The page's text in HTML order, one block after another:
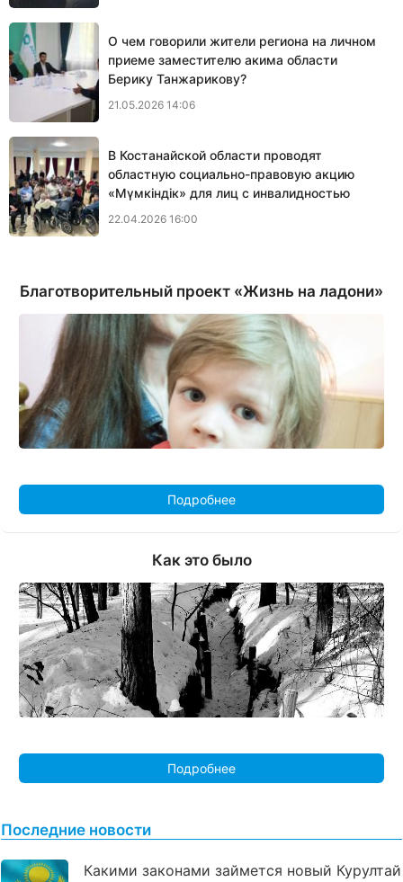
О чем говорили жители региона на личном
приеме заместителю акима области
Берику Танжарикову?
21.05.2026 14:06
В Костанайской области проводят
областную социально-правовую акцию
«Мүмкіндік» для лиц с инвалидностью
22.04.2026 16:00
Благотворительный проект «Жизнь на ладони»
Подробнее
Как это было
Подробнее
Последние новости
Какими законами займется новый Курултай